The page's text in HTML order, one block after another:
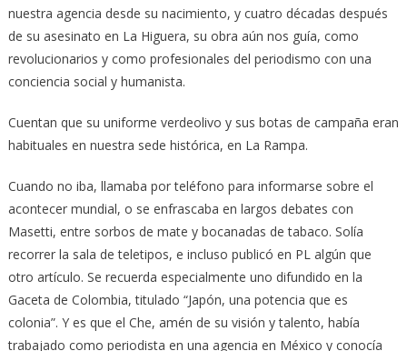
nuestra agencia desde su nacimiento, y cuatro décadas después
de su asesinato en La Higuera, su obra aún nos guía, como
revolucionarios y como profesionales del periodismo con una
conciencia social y humanista.
Cuentan que su uniforme verdeolivo y sus botas de campaña eran
habituales en nuestra sede histórica, en La Rampa.
Cuando no iba, llamaba por teléfono para informarse sobre el
acontecer mundial, o se enfrascaba en largos debates con
Masetti, entre sorbos de mate y bocanadas de tabaco. Solía
recorrer la sala de teletipos, e incluso publicó en PL algún que
otro artículo. Se recuerda especialmente uno difundido en la
Gaceta de Colombia, titulado “Japón, una potencia que es
colonia”. Y es que el Che, amén de su visión y talento, había
trabajado como periodista en una agencia en México y conocía